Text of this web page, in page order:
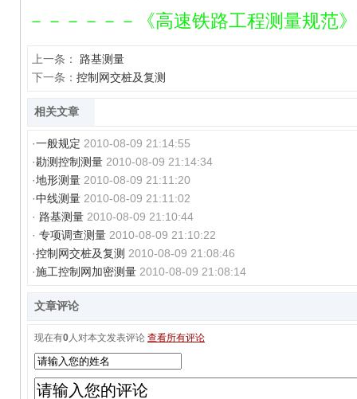
－－－－－－《高速铁路工程测量规范
上一条：
路基测量
下一条： 控制网交桩及复测
相关文章
·一般规定 2010-08-09 21:14:55
·勘测控制测量 2010-08-09 21:14:34
·地形测量 2010-08-09 21:11:20
·中线测量 2010-08-09 21:11:02
· 路基测量 2010-08-09 21:10:44
· 专项调查测量 2010-08-09 21:10:22
·控制网交桩及复测 2010-08-09 21:08:46
·施工控制网加密测量 2010-08-09 21:08:14
文章评论
现在有0人对本文发表评论 查看所有评论